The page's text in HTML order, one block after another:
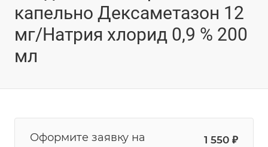
капельно Дексаметазон 12
мг/Натрия хлорид 0,9 % 200
мл
Оформите заявку на
1 550 ₽